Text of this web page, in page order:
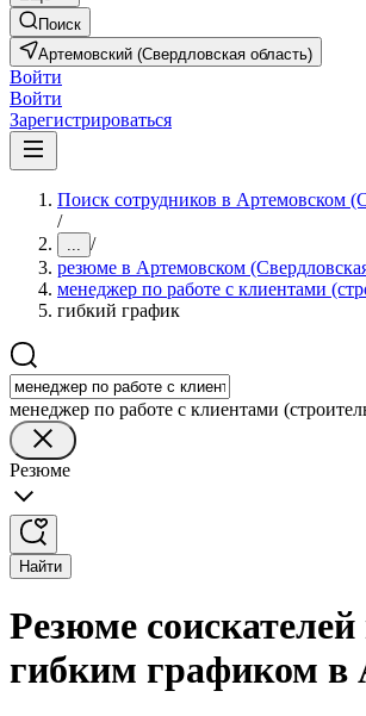
Поиск
Артемовский (Свердловская область)
Войти
Войти
Зарегистрироваться
Поиск сотрудников в Артемовском
/
... /
резюме в Артемовском
менеджер по работе с клиентами
гибкий график
менеджер по работе с клиентами
Резюме
Найти
Резюме
гибким графиком в